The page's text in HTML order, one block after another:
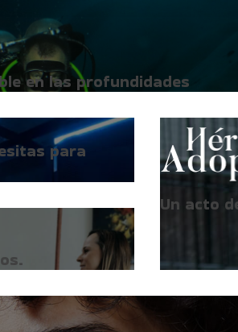
en las profundidades
para
Un acto